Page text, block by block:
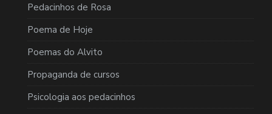
Pedacinhos de Rosa
Poema de Hoje
Poemas do Alvito
Propaganda de cursos
Psicologia aos pedacinhos